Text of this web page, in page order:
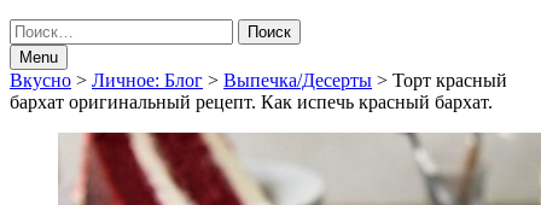
Search
Найти:
Menu
Breadcrumbs
navigation
Вкусно > Личное: Блог > Выпечка/Десерты > Торт красный
бархат оригинальный рецепт. Как испечь красный бархат.